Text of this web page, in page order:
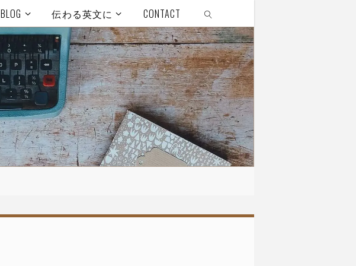
BLOG 伝わる英文に
CONTACT
SEARCH